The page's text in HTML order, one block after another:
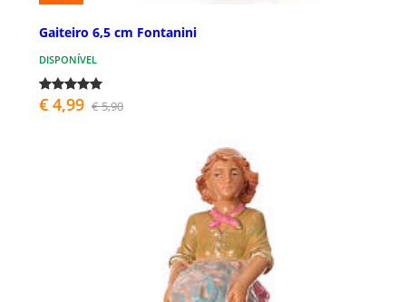
Gaiteiro 6,5 cm Fontanini
DISPONÍVEL
€ 4,99 € 5,90